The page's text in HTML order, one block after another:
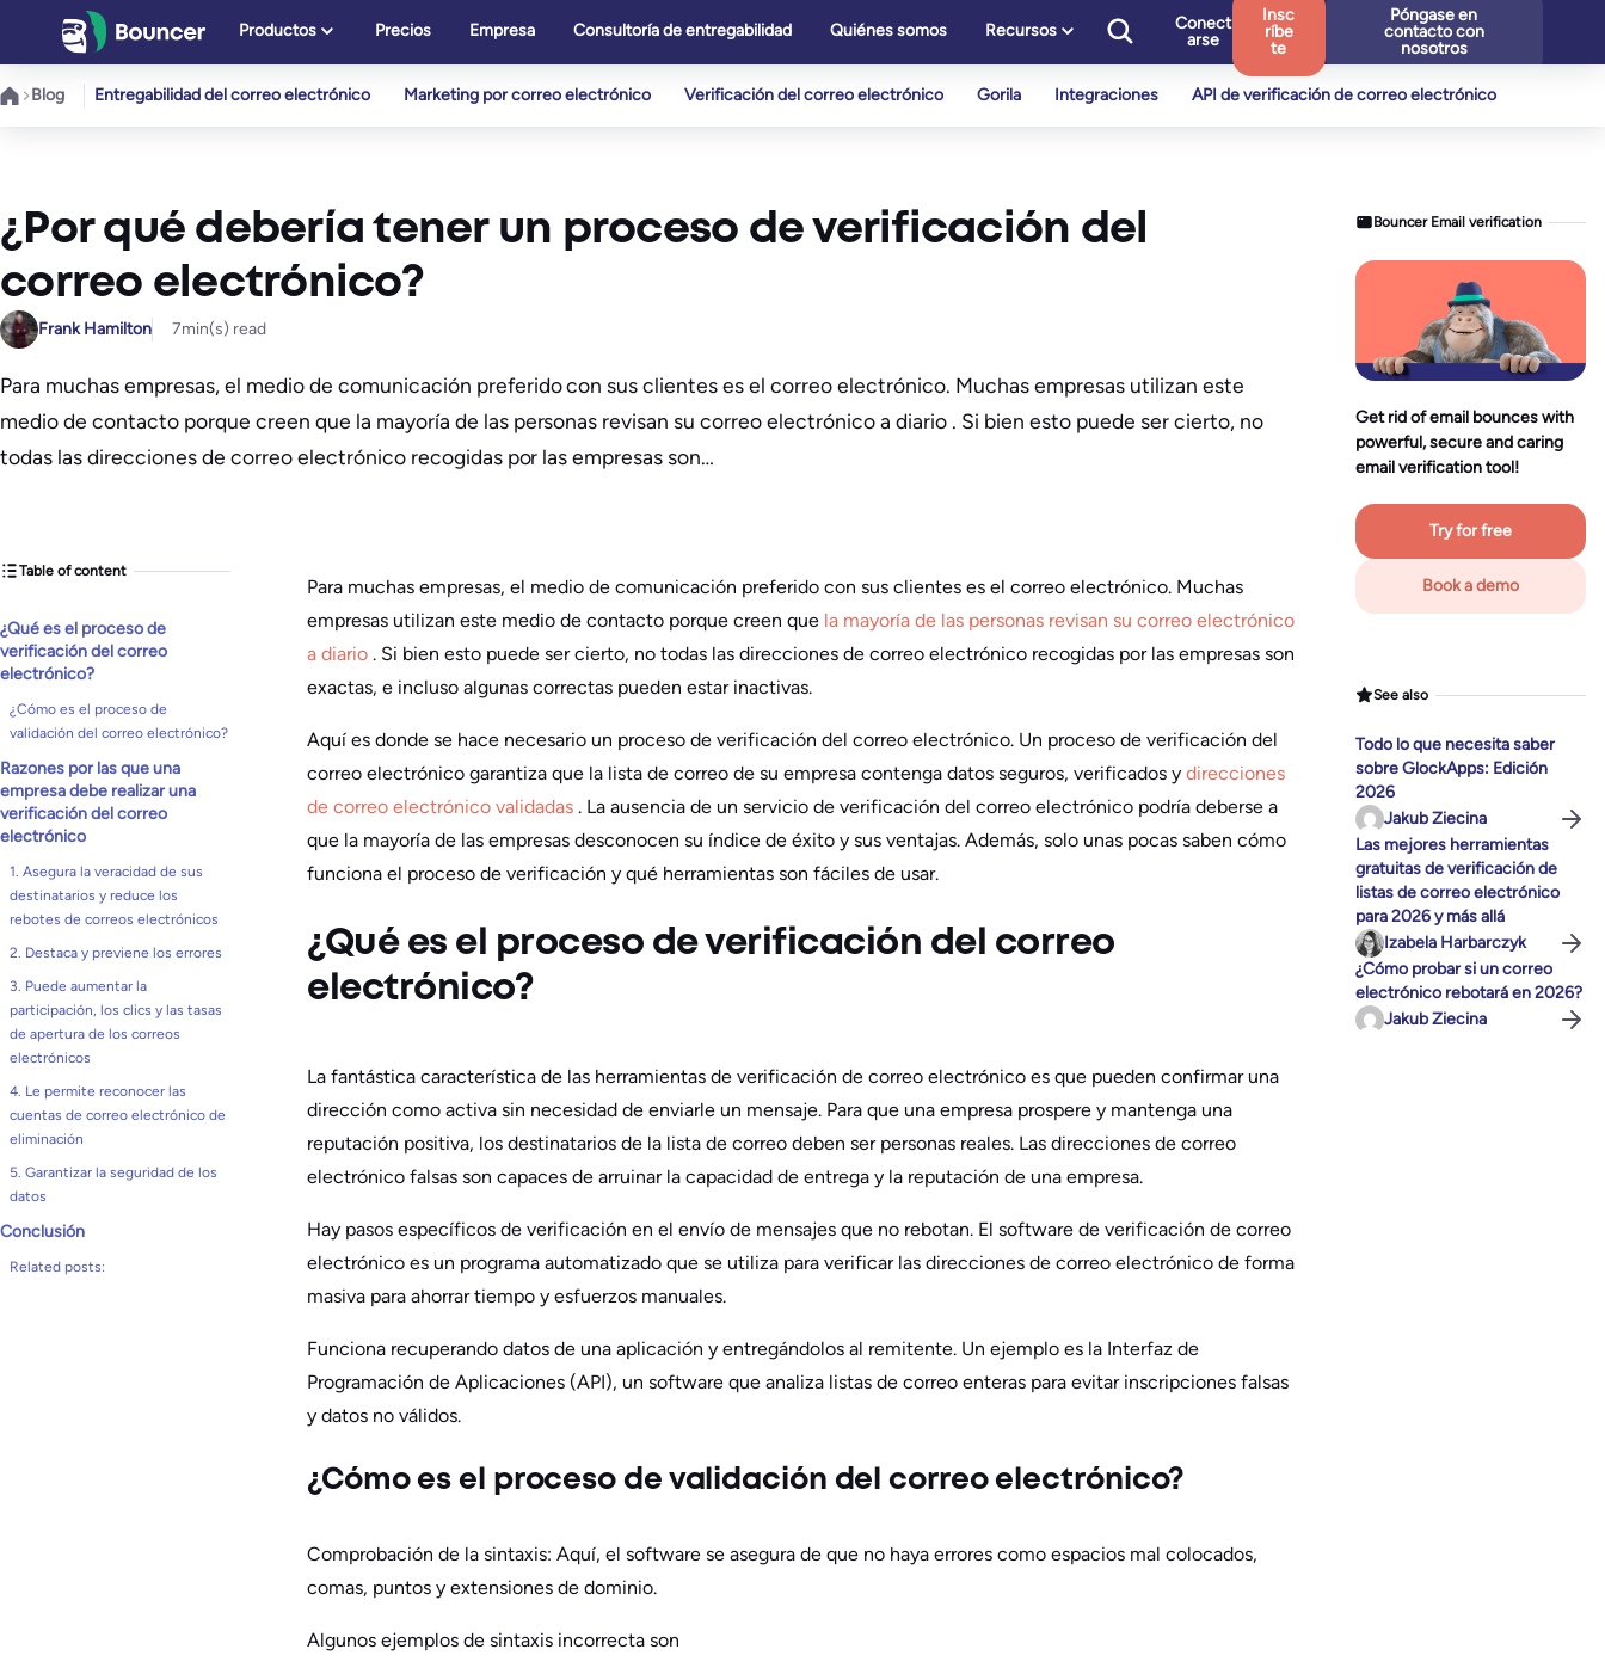
contenido
Productos Precios Empresa Consultoría de entregabilidad Quiénes somos Recursos
Conect
arse
Insc
ríbe
te
Póngase en
contacto con
nosotros
Blog Entregabilidad del correo electrónico Marketing por correo electrónico Verificación del correo electrónico Gorila Integraciones API de verificación de correo electrónico
¿Por qué debería tener un proceso de verificación del
correo electrónico?
Frank Hamilton 7min(s) read
Para muchas empresas, el medio de comunicación preferido con sus clientes es el correo electrónico. Muchas empresas utilizan este
medio de contacto porque creen que la mayoría de las personas revisan su correo electrónico a diario . Si bien esto puede ser cierto, no
todas las direcciones de correo electrónico recogidas por las empresas son…
Table of content
¿Qué es el proceso de
verificación del correo
electrónico?
¿Cómo es el proceso de
validación del correo electrónico?
Razones por las que una
empresa debe realizar una
verificación del correo
electrónico
1. Asegura la veracidad de sus
destinatarios y reduce los
rebotes de correos electrónicos
2. Destaca y previene los errores
3. Puede aumentar la
participación, los clics y las tasas
de apertura de los correos
electrónicos
4. Le permite reconocer las
cuentas de correo electrónico de
eliminación
5. Garantizar la seguridad de los
datos
Conclusión
Related posts:
Para muchas empresas, el medio de comunicación preferido con sus clientes es el correo electrónico. Muchas
empresas utilizan este medio de contacto porque creen que la mayoría de las personas revisan su correo electrónico
a diario . Si bien esto puede ser cierto, no todas las direcciones de correo electrónico recogidas por las empresas son
exactas, e incluso algunas correctas pueden estar inactivas.
Aquí es donde se hace necesario un proceso de verificación del correo electrónico. Un proceso de verificación del
correo electrónico garantiza que la lista de correo de su empresa contenga datos seguros, verificados y direcciones
de correo electrónico validadas . La ausencia de un servicio de verificación del correo electrónico podría deberse a
que la mayoría de las empresas desconocen su índice de éxito y sus ventajas. Además, solo unas pocas saben cómo
funciona el proceso de verificación y qué herramientas son fáciles de usar.
¿Qué es el proceso de verificación del correo
electrónico?
La fantástica característica de las herramientas de verificación de correo electrónico es que pueden confirmar una
dirección como activa sin necesidad de enviarle un mensaje. Para que una empresa prospere y mantenga una
reputación positiva, los destinatarios de la lista de correo deben ser personas reales. Las direcciones de correo
electrónico falsas son capaces de arruinar la capacidad de entrega y la reputación de una empresa.
Hay pasos específicos de verificación en el envío de mensajes que no rebotan. El software de verificación de correo
electrónico es un programa automatizado que se utiliza para verificar las direcciones de correo electrónico de forma
masiva para ahorrar tiempo y esfuerzos manuales.
Funciona recuperando datos de una aplicación y entregándolos al remitente. Un ejemplo es la Interfaz de
Programación de Aplicaciones (API), un software que analiza listas de correo enteras para evitar inscripciones falsas
y datos no válidos.
¿Cómo es el proceso de validación del correo electrónico?
Comprobación de la sintaxis: Aquí, el software se asegura de que no haya errores como espacios mal colocados,
comas, puntos y extensiones de dominio.
Algunos ejemplos de sintaxis incorrecta son
Bouncer Email verification
Get rid of email bounces with
powerful, secure and caring
email verification tool!
Try for free
Book a demo
See also
Todo lo que necesita saber
sobre GlockApps: Edición
2026
Jakub Ziecina
Las mejores herramientas
gratuitas de verificación de
listas de correo electrónico
para 2026 y más allá
Izabela Harbarczyk
¿Cómo probar si un correo
electrónico rebotará en 2026?
Jakub Ziecina